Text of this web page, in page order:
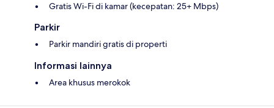
Gratis Wi-Fi di kamar (kecepatan: 25+ Mbps)
Parkir
Parkir mandiri gratis di properti
Informasi lainnya
Area khusus merokok